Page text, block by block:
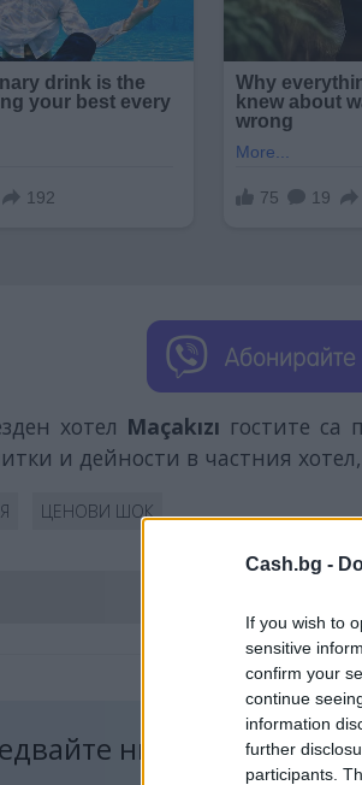
Cash.bg -
If you wish to
sensitive
confirm your
continue
information
further
participants.
хотел Maçakızı гостите са
и дейности в частния
ЦЕНОВИ ШОК
ни в ТЕЛЕГРАМ